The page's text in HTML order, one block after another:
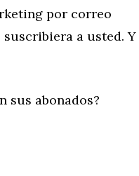
por correo
a usted. Y
abonados?